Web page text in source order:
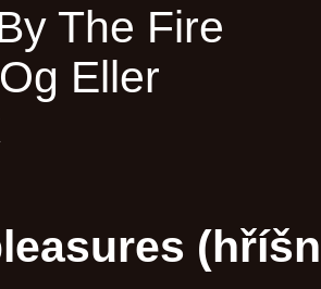
The Fire
Eller